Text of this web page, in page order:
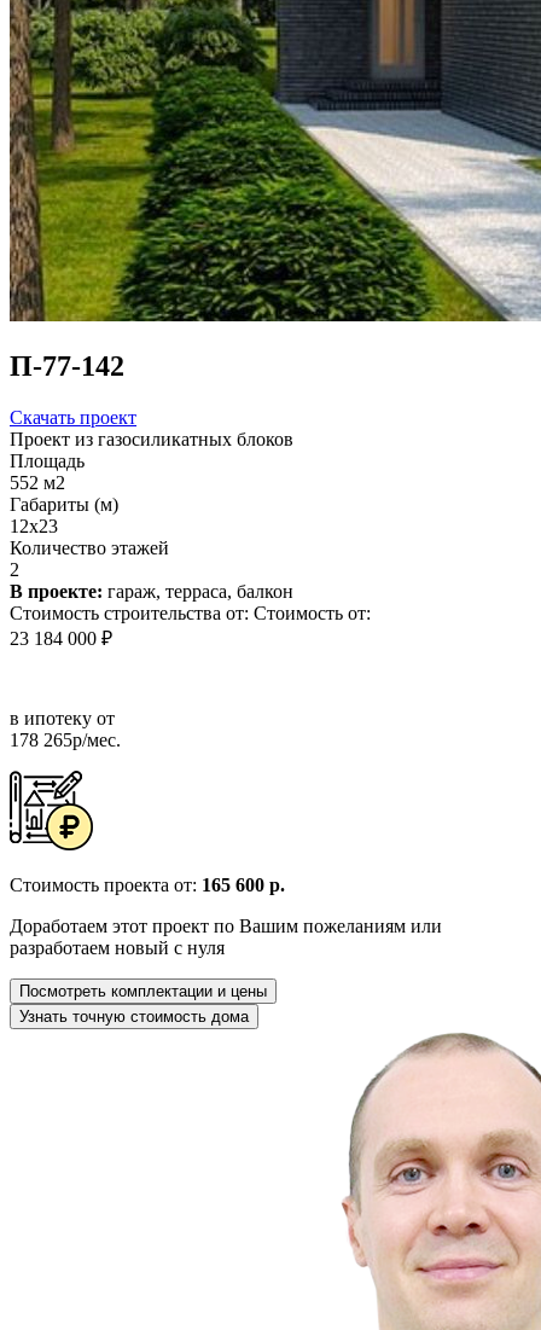
П-77-142
Скачать проект
Проект из газосиликатных блоков
Площадь
552 м2
Габариты (м)
12x23
Количество этажей
2
В проекте: гараж, терраса, балкон
Стоимость строительства от: Стоимость от:
23 184 000 ₽
в ипотеку от
178 265р/мес.
Стоимость проекта от: 165 600 р.
Доработаем этот проект по Вашим пожеланиям или
разработаем новый с нуля
Посмотреть комплектации и цены
Узнать точную стоимость дома